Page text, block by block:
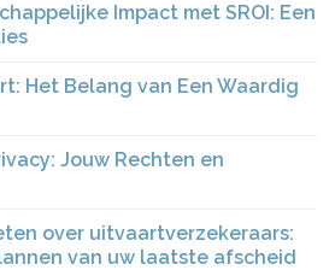
Impact met SROI: Een
Het Belang van Een Waardig
Jouw Rechten en
over uitvaartverzekeraars:
van uw laatste afscheid